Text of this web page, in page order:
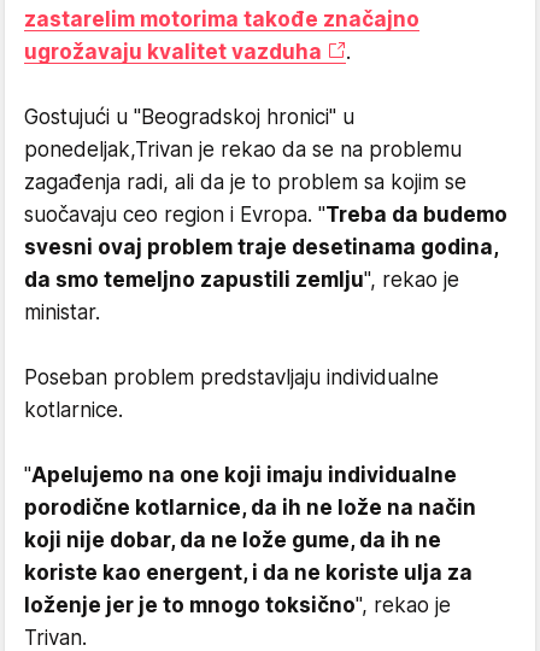
zastarelim motorima takođe značajno
ugrožavaju kvalitet vazduha
.
Gostujući u "Beogradskoj hronici" u
ponedeljak,Trivan je rekao da se na problemu
zagađenja radi, ali da je to problem sa kojim se
suočavaju ceo region i Evropa. "Treba da budemo
svesni ovaj problem traje desetinama godina,
da smo temeljno zapustili zemlju", rekao je
ministar.
Poseban problem predstavljaju individualne
kotlarnice.
"Apelujemo na one koji imaju individualne
porodične kotlarnice, da ih ne lože na način
koji nije dobar, da ne lože gume, da ih ne
koriste kao energent, i da ne koriste ulja za
loženje jer je to mnogo toksično", rekao je
Trivan.